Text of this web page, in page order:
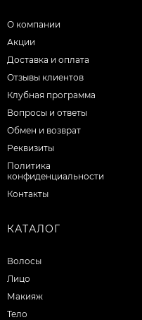
О компании
Акции
Доставка и оплата
Отзывы клиентов
Клубная программа
Вопросы и ответы
Обмен и возврат
Реквизиты
Политика
конфиденциальности
Контакты
КАТАЛОГ
Волосы
Лицо
Макияж
Тело